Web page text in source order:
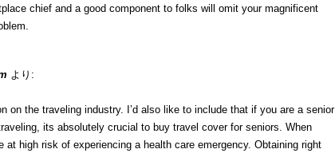
chief and a good component to folks will omit your magnificent
より:
on the traveling industry. I’d also like to include that if you are a senior
its absolutely crucial to buy travel cover for seniors. When
at high risk of experiencing a health care emergency. Obtaining right